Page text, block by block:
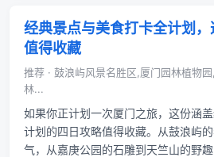
经典景点与美食打卡全计划
值得收藏
推荐 · 鼓浪屿风景名胜区,厦门园林植物
林...
如果你正计划一次厦门之旅，这份涵
计划的四日攻略值得收藏。从鼓浪屿
气，从嘉庚公园的石雕到天竺山的野